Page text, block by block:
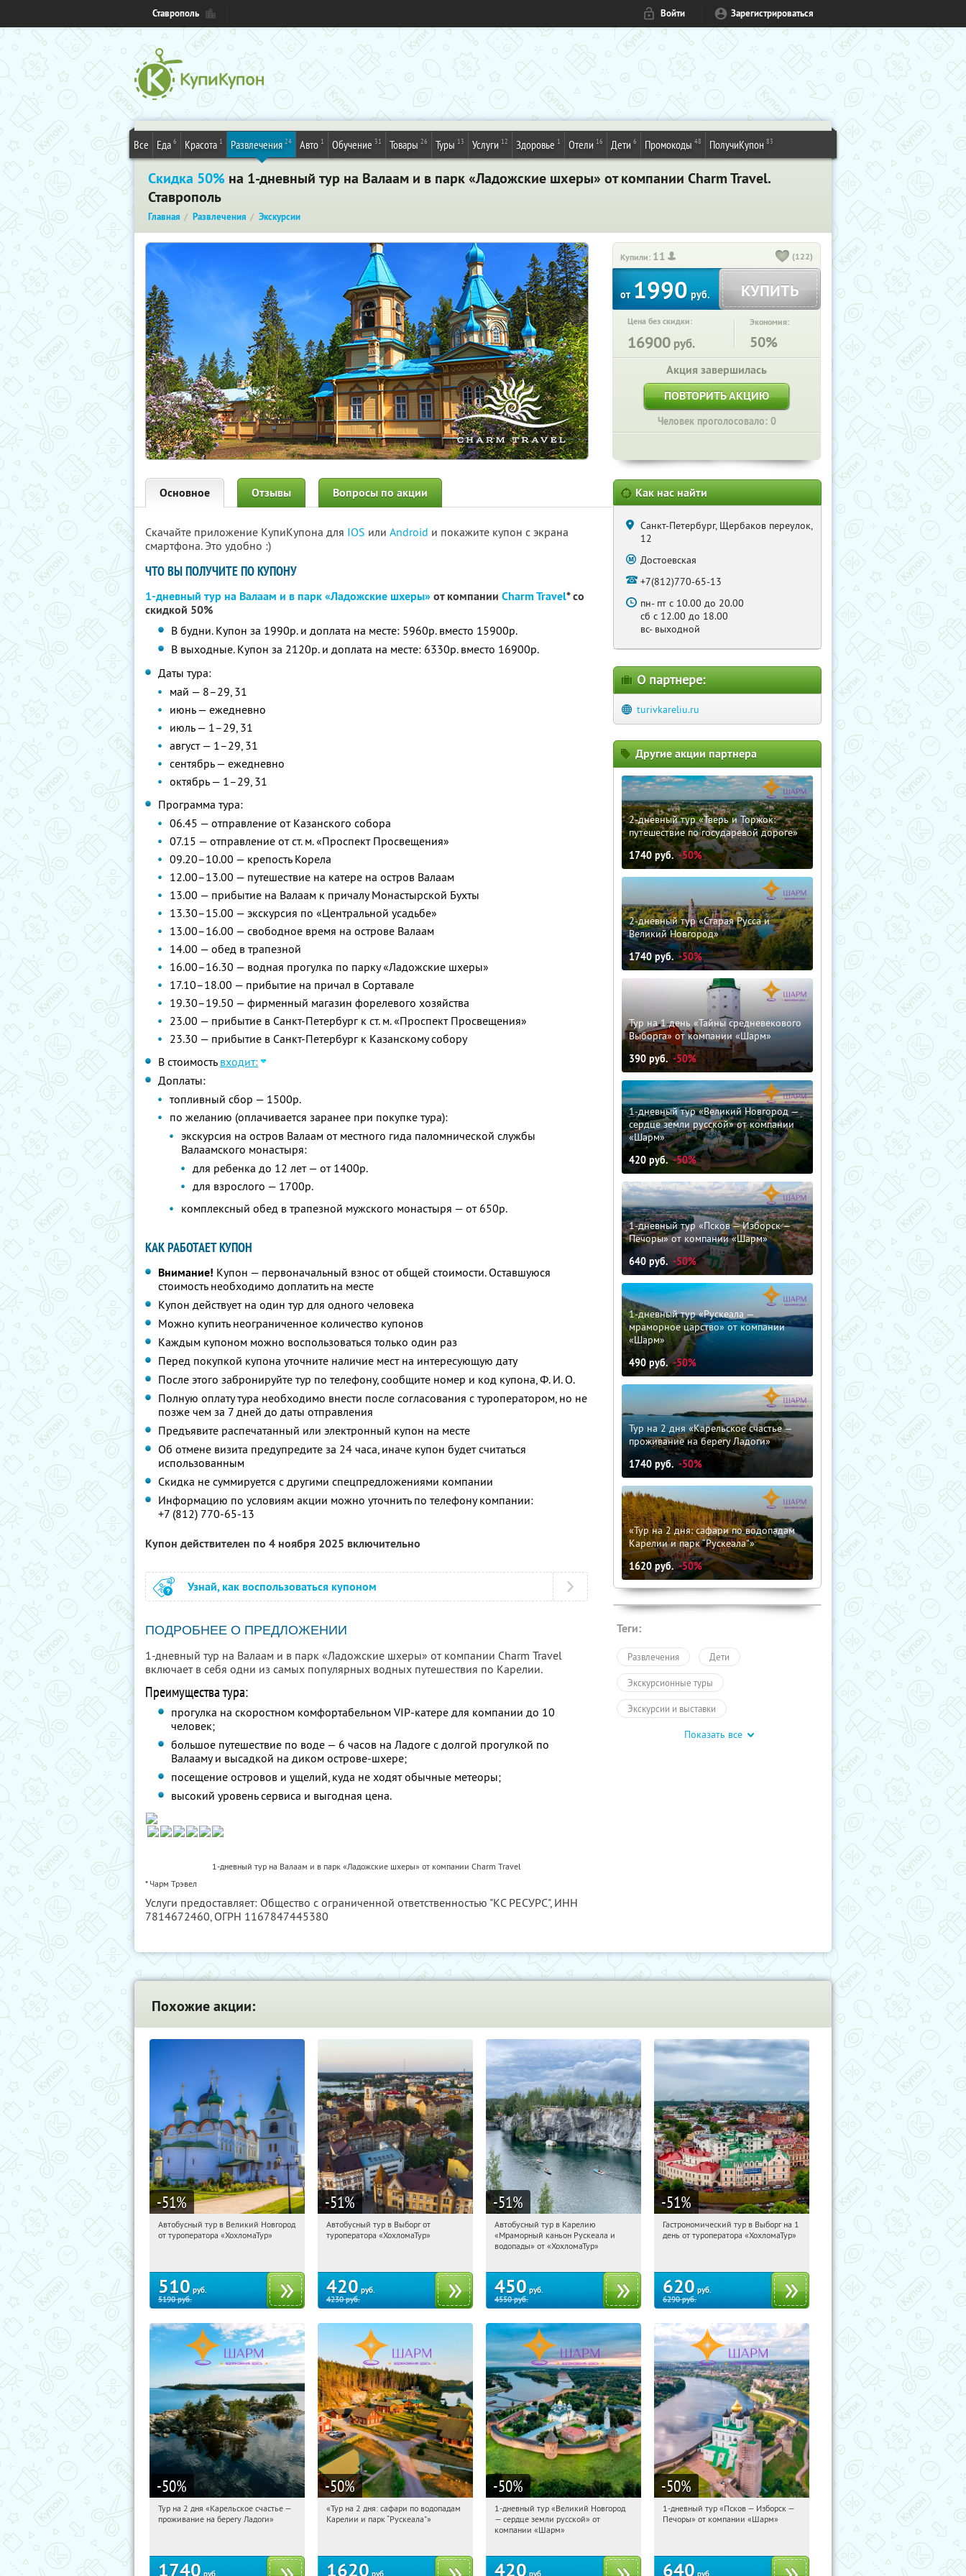
Ставрополь Войти Зарегистрироваться
Все Еда 6 Красота 1 Развлечения 24 Авто 1 Обучение 31 Товары 26 Туры 13 Услуги 12 Здоровье 1 Отели 16 Дети 6 Промокоды 48 ПолучиКупон 83
Скидка 50% на 1-дневный тур на Валаам и в парк «Ладожские шхеры» от компании Charm Travel.
Ставрополь
Главная Развлечения Экскурсии
Купили: 11 (122)
от 1990 руб. КУПИТЬ
Цена без скидки:
16900 руб.
Экономия:
50%
Акция завершилась
ПОВТОРИТЬ АКЦИЮ
Человек проголосовало: 0
Основное Отзывы Вопросы по акции
Скачайте приложение КупиКупона для IOS или Android и покажите купон с экрана
смартфона. Это удобно :)
ЧТО ВЫ ПОЛУЧИТЕ ПО КУПОНУ
1-дневный тур на Валаам и в парк «Ладожские шхеры»от компании Charm Travel* со
скидкой 50%
В будни. Купон за 1990р. и доплата на месте: 5960р. вместо 15900р.
В выходные. Купон за 2120р. и доплата на месте: 6330р. вместо 16900р.
Даты тура:
май — 8–29, 31
июнь — ежедневно
июль — 1–29, 31
август — 1–29, 31
сентябрь — ежедневно
октябрь — 1–29, 31
Программа тура:
06.45 — отправление от Казанского собора
07.15 — отправление от ст. м. «Проспект Просвещения»
09.20–10.00 — крепость Корела
12.00–13.00 — путешествие на катере на остров Валаам
13.00 — прибытие на Валаам к причалу Монастырской Бухты
13.30–15.00 — экскурсия по «Центральной усадьбе»
13.00–16.00 — свободное время на острове Валаам
14.00 — обед в трапезной
16.00–16.30 — водная прогулка по парку «Ладожские шхеры»
17.10–18.00 — прибытие на причал в Сортавале
19.30–19.50 — фирменный магазин форелевого хозяйства
23.00 — прибытие в Санкт-Петербург к ст. м. «Проспект Просвещения»
23.30 — прибытие в Санкт-Петербург к Казанскому собору
В стоимость входит:
Доплаты:
топливный сбор — 1500р.
по желанию (оплачивается заранее при покупке тура):
экскурсия на остров Валаам от местного гида паломнической службы
Валаамского монастыря:
для ребенка до 12 лет — от 1400р.
для взрослого — 1700р.
комплексный обед в трапезной мужского монастыря — от 650р.
КАК РАБОТАЕТ КУПОН
Внимание! Купон — первоначальный взнос от общей стоимости. Оставшуюся
стоимость необходимо доплатить на месте
Купон действует на один тур для одного человека
Можно купить неограниченное количество купонов
Каждым купоном можно воспользоваться только один раз
Перед покупкой купона уточните наличие мест на интересующую дату
После этого забронируйте тур по телефону, сообщите номер и код купона,Ф. И. О.
Полную оплату тура необходимо внести после согласования с туроператором, но не
позже чем за 7 дней до даты отправления
Предъявите распечатанный или электронный купон на месте
Об отмене визита предупредите за 24 часа, иначе купон будет считаться
использованным
Скидка не суммируется с другими спецпредложениями компании
Информацию по условиям акции можно уточнить по телефону компании:
+7 (812) 770-65-13
Купон действителен по 4 ноября 2025 включительно
Узнай, как воспользоваться купоном
ПОДРОБНЕЕ О ПРЕДЛОЖЕНИИ
1-дневный тур на Валаам и в парк «Ладожские шхеры» от компании Charm Travel
включает в себя одни из самых популярных водных путешествия по Карелии.
Преимущества тура:
прогулка на скоростном комфортабельном VIP-катере для компании до 10
человек;
большое путешествие по воде — 6 часов на Ладоге с долгой прогулкой по
Валааму и высадкой на диком острове-шхере;
посещение островов и ущелий, куда не ходят обычные метеоры;
высокий уровень сервиса и выгодная цена.
1-дневный тур на Валаам и в парк «Ладожские шхеры» от компании Charm Travel
* Чарм Трэвел
Услуги предоставляет: Общество с ограниченной ответственностью "КС РЕСУРС", ИНН
7814672460, ОГРН 1167847445380
Как нас найти
Санкт-Петербург, Щербаков переулок,
12
Достоевская
+7(812)770-65-13
пн- пт с 10.00 до 20.00
сб с 12.00 до 18.00
вс- выходной
О партнере:
turivkareliu.ru
Другие акции партнера
2-дневный тур «Тверь и Торжок:
путешествие по государевой дороге»
1740руб. -50%
2-дневный тур «Старая Русса и
Великий Новгород»
1740руб. -50%
Тур на 1 день «Тайны средневекового
Выборга» от компании «Шарм»
390 руб. -50%
1-дневный тур «Великий Новгород —
сердце земли русской» от компании
«Шарм»
420 руб. -50%
1-дневный тур «Псков — Изборск —
Печоры» от компании «Шарм»
640 руб. -50%
1-дневный тур «Рускеала —
мраморное царство» от компании
«Шарм»
490 руб. -50%
Тур на 2 дня «Карельское счастье —
проживание на берегу Ладоги»
1740 руб. -50%
«Тур на 2 дня: сафари по водопадам
Карелии и парк “Рускеала"»
1620руб. -50%
Теги:
Развлечения Дети
Экскурсионные туры
Экскурсии и выставки
Экскурсии для детейПоказать все
Похожие акции:
-51%
16:43:43 Купили:2
Автобусный тур в Великий Новгород
от туроператора «ХохломаТур»
510 руб.
5190руб.
-51%
16:43:43 Купили:
Автобусный тур в Выборг от
туроператора «ХохломаТур»
420 руб.
4230руб.
-51%
16:43:43 Купили:
Сенная площадь
Автобусный тур в Карелию
«Мраморный каньон Рускеала и
водопады» от «ХохломаТур»
450 руб.
4550руб.
-51%
16:43:43 Купили:5
Гастрономический тур в Выборг на 1
день от туроператора «ХохломаТур»
620 руб.
6290руб.
-50%
16:43:43 Купили:39
Тур на 2 дня «Карельское счастье —
проживание на берегу Ладоги»
1740 руб.
-50%
16:43:43 Купили:
«Тур на 2 дня: сафари по водопадам
Карелии и парк “Рускеала"»
1620 руб.
-50%
16:43:43 Купили:22
Достоевская
1-дневный тур «Великий Новгород
— сердце земли русской» от
компании «Шарм»
420 руб.
-50%
16:43:43 Купили:12
1-дневный тур «Псков — Изборск —
Печоры» от компании «Шарм»
640 руб.